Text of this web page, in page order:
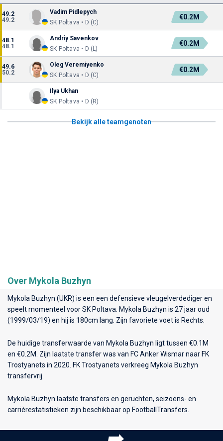
49.2
49.2
Vadim Pidlepych
SK Poltava • D (C)
€0.2M
48.1
48.1
Andriy Savenkov
SK Poltava • D (L)
€0.2M
49.6
50.2
Oleg Veremiyenko
SK Poltava • D (C)
€0.2M
Ilya Ukhan
SK Poltava • D (R)
Bekijk alle teamgenoten
Over Mykola Buzhyn
Mykola Buzhyn (UKR) is een een defensieve vleugelverdediger en
speelt momenteel voorSK Poltava . Mykola Buzhyn is 27 jaar oud
(1999/03/19) en hij is 180cm lang. Zijn favoriete voet is Rechts.
De huidige transferwaarde van Mykola Buzhyn ligt tussen €0.1M
en €0.2M. Zijn laatste transfer was van FC Anker Wismar naar FK
Trostyanets in 2020. FK Trostyanets verkreeg Mykola Buzhyn
transfervrij.
Mykola Buzhyn laatste transfers en geruchten, seizoens- en
carrièrestatistieken zijn beschikbaar op FootballTransfers.